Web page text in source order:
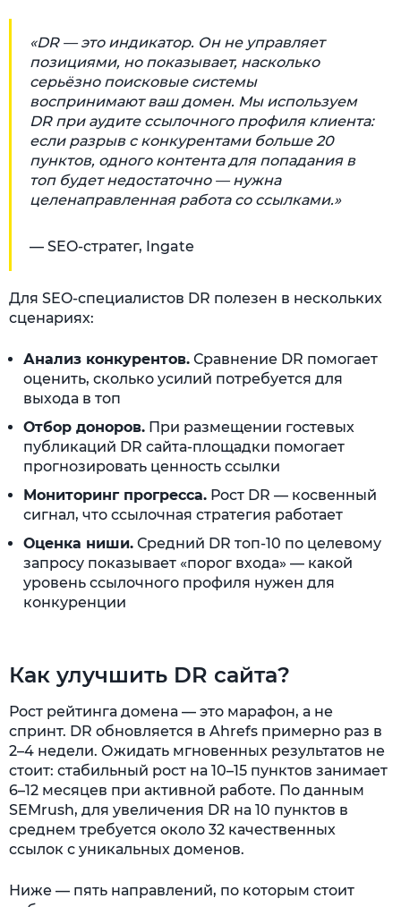
«DR — это индикатор. Он не управляет
позициями, но показывает, насколько
серьёзно поисковые системы
воспринимают ваш домен. Мы используем
DR при аудите ссылочного профиля клиента:
если разрыв с конкурентами больше 20
пунктов, одного контента для попадания в
топ будет недостаточно — нужна
целенаправленная работа со ссылками.»
— SEO-стратег, Ingate
Для SEO-специалистов DR полезен в нескольких
сценариях:
Анализ конкурентов. Сравнение DR помогает
оценить, сколько усилий потребуется для
выхода в топ
Отбор доноров. При размещении гостевых
публикаций DR сайта-площадки помогает
прогнозировать ценность ссылки
Мониторинг прогресса. Рост DR — косвенный
сигнал, что ссылочная стратегия работает
Оценка ниши. Средний DR топ-10 по целевому
запросу показывает «порог входа» — какой
уровень ссылочного профиля нужен для
конкуренции
Как улучшить DR сайта?
Рост рейтинга домена — это марафон, а не
спринт. DR обновляется в Ahrefs примерно раз в
2–4 недели. Ожидать мгновенных результатов не
стоит: стабильный рост на 10–15 пунктов занимает
6–12 месяцев при активной работе. По данным
SEMrush, для увеличения DR на 10 пунктов в
среднем требуется около 32 качественных
ссылок с уникальных доменов.
Ниже — пять направлений, по которым стоит